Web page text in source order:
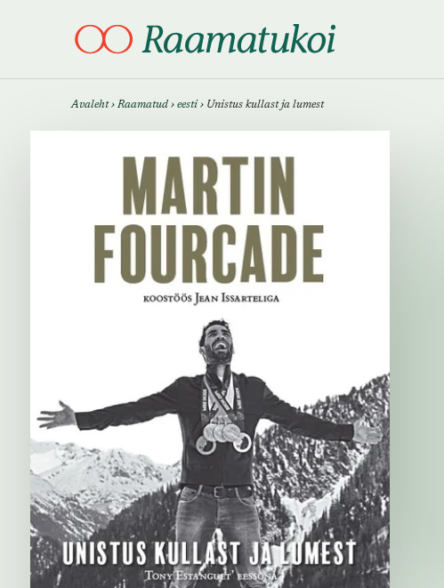
Avaleht› Raamatud › eesti › Unistus kullast ja lumestOtsi täpsemalt
Otsi täpsemalt